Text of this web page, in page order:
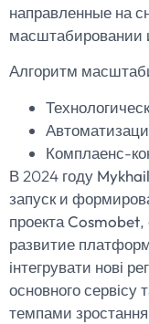
направленные на
масштабировании
Алгоритм
Комплаенс-
В 2024 году
запуск и
проектаCosmobet,
развитие
інтегрувати нові
основного сервісу
темпами